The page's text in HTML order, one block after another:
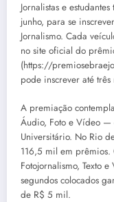
Jornalistas e
junho, para se
Jornalismo. Cada
no site oficial do
(https://
pode inscrever até
A premiação
Áudio, Foto e Vídeo —
Universitário. No Rio
116,5 mil em prêmios.
Fotojornalismo, Texto
segundos colocados
de R$ 5 mil.